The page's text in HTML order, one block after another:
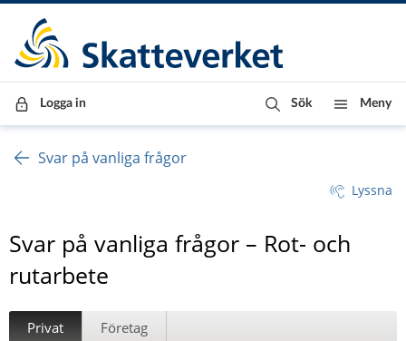
Till innehåll
Till navigationen
Till chattrobot
Logga in Sök Meny
Svar på vanliga frågor
Lyssna
Svar på vanliga frågor – Rot- och
rutarbete
Privat Företag